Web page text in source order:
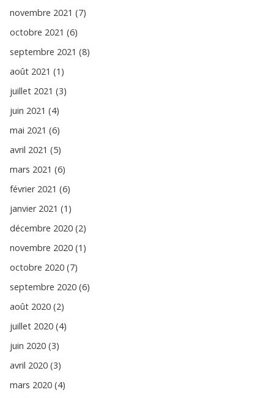
novembre 2021 (7)
octobre 2021 (6)
septembre 2021 (8)
août 2021 (1)
juillet 2021 (3)
juin 2021 (4)
mai 2021 (6)
avril 2021 (5)
mars 2021 (6)
février 2021 (6)
janvier 2021 (1)
décembre 2020 (2)
novembre 2020 (1)
octobre 2020 (7)
septembre 2020 (6)
août 2020 (2)
juillet 2020 (4)
juin 2020 (3)
avril 2020 (3)
mars 2020 (4)